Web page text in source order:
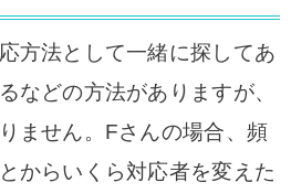
方法として一緒に探してあ
などの方法がありますが、
ません。 Fさんの場合、頻
からいくら対応者を変えた